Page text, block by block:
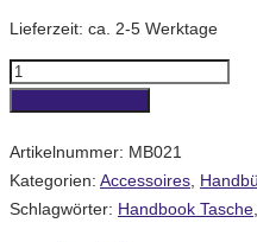
Lieferzeit: ca. 2-5 Werktage
Handbook
Tasche
Artikelnummer: MB021
Kategorien: Accessoires
Schlagwörter: Handbook Tasche